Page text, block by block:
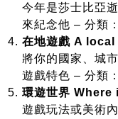
今年是莎士比亞
來紀念他 – 分類
在地遊戲A local
將你的國家、城
遊戲特色 – 分類
環遊世界 Where
遊戲玩法或美術